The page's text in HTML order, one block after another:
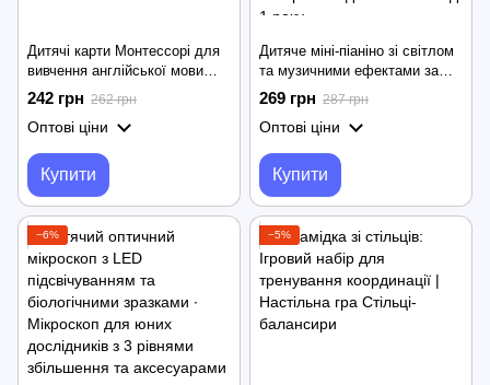
Дитячі карти Монтессорі для
вивчення англійської мови
Розвиваюча гра зі звуковими
картами на 224 слова
242 грн 262 грн
Оптові ціни
Купити
Дитяче міні-піаніно зі світлом
та музичними ефектами за
методикою Монтессорі ∙
Дитячий електронний
синтезатор ∙ Іграшкове піаніно
від 1 року
269 грн 287 грн
Оптові ціни
Купити
−6% −5%